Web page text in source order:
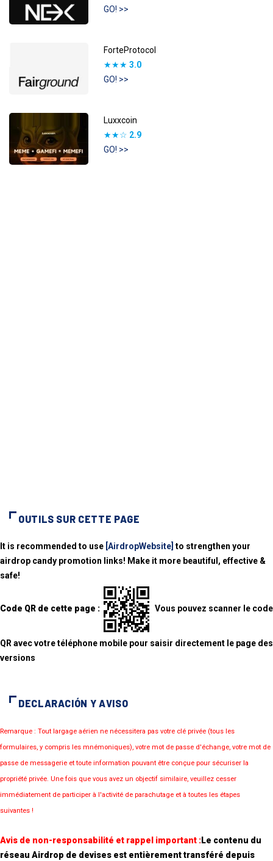
GO! >>
ForteProtocol
★★★ 3.0
GO! >>
Luxxcoin
★★☆ 2.9
GO! >>
OUTILS SUR CETTE PAGE
It is recommended to use [AirdropWebsite] to strengthen your
airdrop candy promotion links! Make it more beautiful, effective &
safe!
Code QR de cette page : Vous pouvez scanner le code
QR avec votre téléphone mobile pour saisir directement le page des
versions
DECLARACIÓN Y AVISO
Remarque : Tout largage aérien ne nécessitera pas votre clé privée (tous les
formulaires, y compris les mnémoniques), votre mot de passe d'échange, votre mot de
passe de messagerie et toute information pouvant être conçue pour sécuriser la
propriété privée. Une fois que vous avez un objectif similaire, veuillez cesser
immédiatement de participer à l'activité de parachutage et à toutes les étapes
suivantes !
Avis de non-responsabilité et rappel important :Le contenu du
réseau Airdrop de devises est entièrement transféré depuis